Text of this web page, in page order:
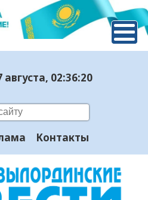
августа, 02:36:21
Контакты